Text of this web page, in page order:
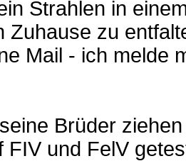
Strahlen in
Zuhause zu
Mail - ich melde
Brüder
FIV und FelV